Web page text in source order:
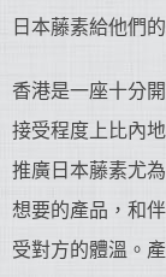
日本藤素給他們
香港是一座十分
接受程度上比內
推廣日本藤素尤
想要的產品，和
受對方的體溫。